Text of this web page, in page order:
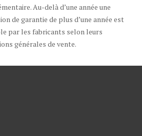
Au-delà d’une année une
de garantie de plus d’une année est
par les fabricants selon leurs
générales de vente.